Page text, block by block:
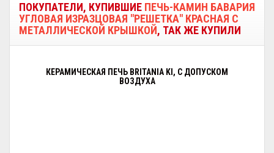
ПОКУПАТЕЛИ, КУПИВШИЕ ПЕЧЬ-КАМИН БАВАРИЯ
УГЛОВАЯ ИЗРАЗЦОВАЯ "РЕШЕТКА" КРАСНАЯ С
МЕТАЛЛИЧЕСКОЙ КРЫШКОЙ, ТАК ЖЕ КУПИЛИ
КЕРАМИЧЕСКАЯ ПЕЧЬ BRITANIA KI, С ДОПУСКОМ
ВОЗДУХА